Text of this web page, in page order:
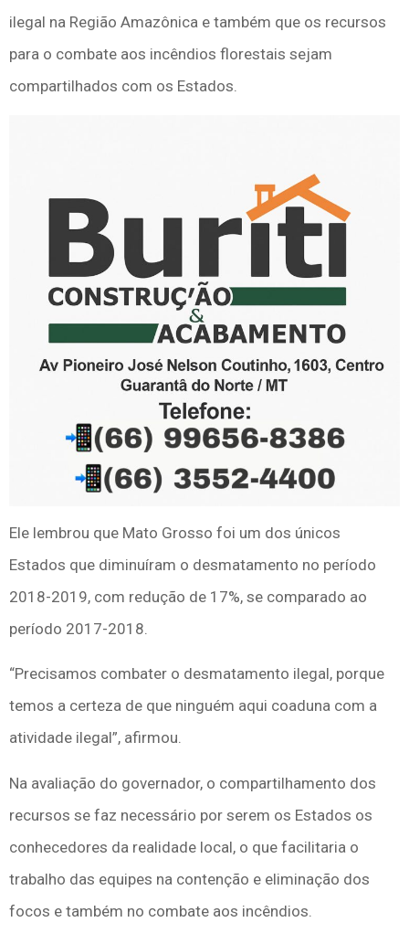
ilegal na Região Amazônica e também que os recursos
para o combate aos incêndios florestais sejam
compartilhados com os Estados.
Ele lembrou que Mato Grosso foi um dos únicos
Estados que diminuíram o desmatamento no período
2018-2019, com redução de 17%, se comparado ao
período 2017-2018.
“Precisamos combater o desmatamento ilegal, porque
temos a certeza de que ninguém aqui coaduna com a
atividade ilegal”, afirmou.
Na avaliação do governador, o compartilhamento dos
recursos se faz necessário por serem os Estados os
conhecedores da realidade local, o que facilitaria o
trabalho das equipes na contenção e eliminação dos
focos e também no combate aos incêndios.